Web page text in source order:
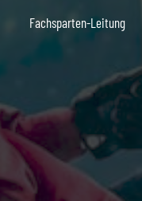
Fachsparten-Leitung